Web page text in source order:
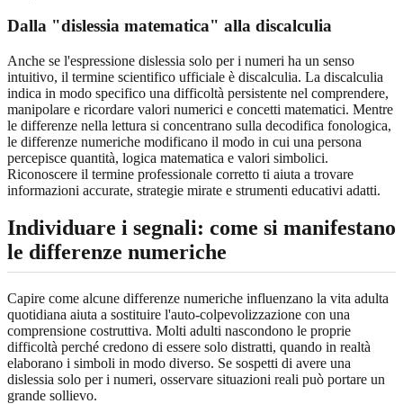
Dalla "dislessia matematica" alla discalculia
Anche se l'espressione dislessia solo per i numeri ha un senso
intuitivo, il termine scientifico ufficiale è discalculia. La discalculia
indica in modo specifico una difficoltà persistente nel comprendere,
manipolare e ricordare valori numerici e concetti matematici. Mentre
le differenze nella lettura si concentrano sulla decodifica fonologica,
le differenze numeriche modificano il modo in cui una persona
percepisce quantità, logica matematica e valori simbolici.
Riconoscere il termine professionale corretto ti aiuta a trovare
informazioni accurate, strategie mirate e strumenti educativi adatti.
Individuare i segnali: come si manifestano
le differenze numeriche
Capire come alcune differenze numeriche influenzano la vita adulta
quotidiana aiuta a sostituire l'auto-colpevolizzazione con una
comprensione costruttiva. Molti adulti nascondono le proprie
difficoltà perché credono di essere solo distratti, quando in realtà
elaborano i simboli in modo diverso. Se sospetti di avere una
dislessia solo per i numeri, osservare situazioni reali può portare un
grande sollievo.